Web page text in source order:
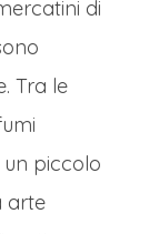
di
Tra le
un piccolo
arte